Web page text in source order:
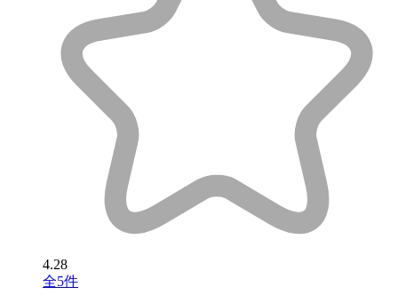
4.28
全5件